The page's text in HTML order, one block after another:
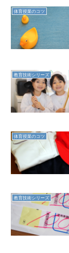
体育授業のコツ
教育技術シリーズ
体育授業のコツ
教育技術シリーズ